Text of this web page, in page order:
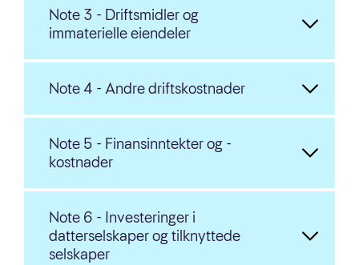
Note 3 - Driftsmidler og
immaterielle eiendeler
Note 4 - Andre driftskostnader
Note 5 - Finansinntekter og -
kostnader
Note 6 - Investeringer i
datterselskaper og tilknyttede
selskaper